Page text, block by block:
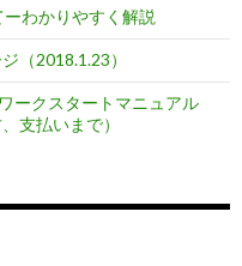
わかりやすく解説
（2018.1.23）
ークスタートマニュアル
支払いまで）